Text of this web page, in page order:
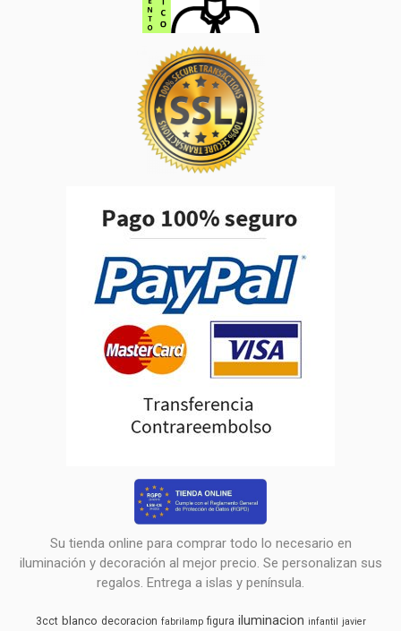
Su tienda online para comprar todo lo necesario en
iluminación y decoración al mejor precio. Se personalizan sus
regalos. Entrega a islas y península.
3cct blanco decoracion fabrilamp figura iluminacion infantil javier